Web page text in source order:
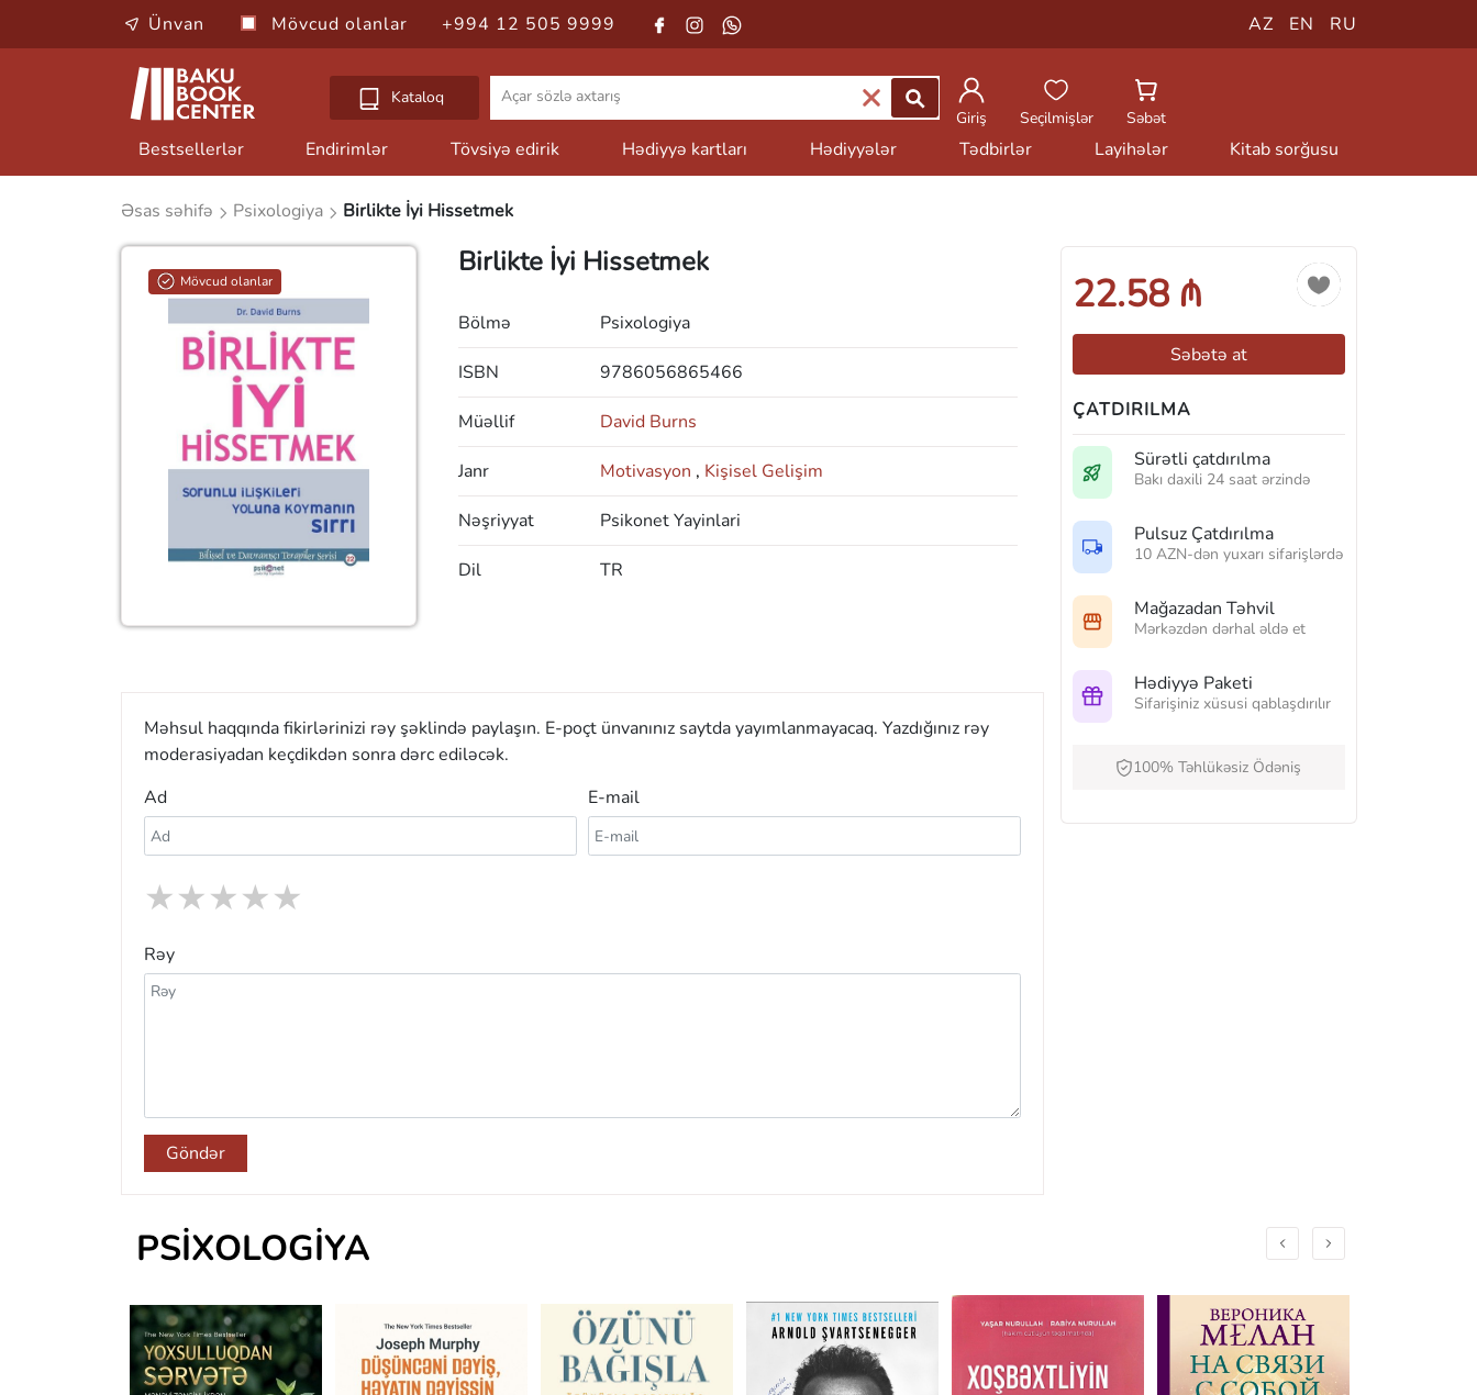
Ünvan Mövcud olanlar +994 12 505 9999 AZ EN RU
Kataloq
Giriş
Seçilmişlər Səbət
Bestsellerlər Endirimlər Tövsiyə edirik Hədiyyə kartları Hədiyyələr Tədbirlər Layihələr Kitab sorğusu
Əsas səhifə Psixologiya Birlikte İyi Hissetmek
Mövcud olanlar
Birlikte İyi Hissetmek
Bölmə Psixologiya
ISBN 9786056865466
Müəllif David Burns
Janr Motivasyon , Kişisel Gelişim
Nəşriyyat Psikonet Yayinlari
Dil TR
Məhsul haqqında fikirlərinizi rəy şəklində paylaşın. E-poçt ünvanınız saytda yayımlanmayacaq. Yazdığınız rəy
moderasiyadan keçdikdən sonra dərc ediləcək.
Ad
E-mail
★
★
★
★
★
Rəy
Göndər
22.58 ₼
Səbətə at
ÇATDIRILMA
Sürətli çatdırılma
Bakı daxili 24 saat ərzində
Pulsuz Çatdırılma
10 AZN-dən yuxarı sifarişlərdə
Mağazadan Təhvil
Mərkəzdən dərhal əldə et
Hədiyyə Paketi
Sifarişiniz xüsusi qablaşdırılır
100% Təhlükəsiz Ödəniş
PSIXOLOGIYA